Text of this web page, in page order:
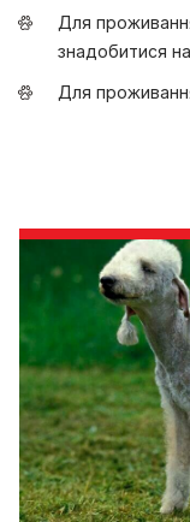
Для
знадобитися
Для